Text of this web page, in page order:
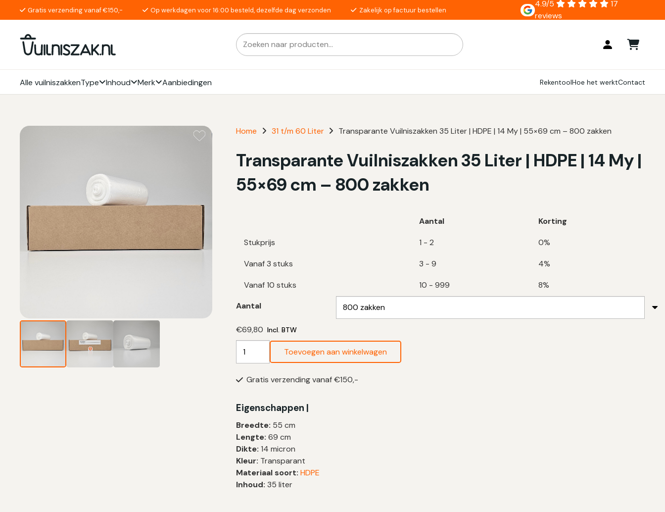
Gratis verzending vanaf €150,- Op werkdagen voor 16:00 besteld, dezelfde dag verzonden Zakelijk op factuur bestellen
4.9/5
17
reviews
Zoeken
naar:
Als de resultaten voor automatisch aanvullen beschikbaar zijn, gebruik de pijlen om omhoog en omlaag te gaan
Alle vuilniszakkenType Inhoud Merk Aanbiedingen RekentoolHoe het werktContact
Home 31 t/m 60 Liter Transparante Vuilniszakken 35 Liter | HDPE | 14 My | 55×69 cm – 800 zakken
Transparante Vuilniszakken 35 Liter | HDPE | 14 My |
55×69 cm – 800 zakken
Aantal Korting
Stukprijs 1 - 2 0%
Vanaf 3 stuks 3 - 9 4%
Vanaf 10 stuks 10 - 999
8%
Aantal
€69,80 Incl. BTW
Transparante
Vuilniszakken
Liter
HDPE
14
My
|
55×69
cm
–
Toevoegen aan winkelwagen
Gratis verzending vanaf €150,-
Eigenschappen |
Breedte: 55 cm
Lengte: 69 cm
Dikte: 14 micron
Kleur: Transparant
Materiaal soort: HDPE
Inhoud: 35 liter